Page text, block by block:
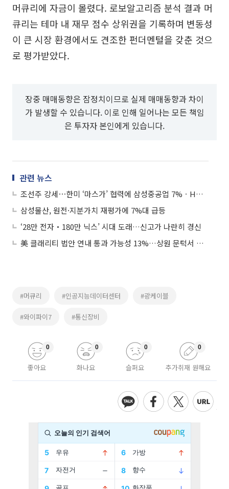
머큐리에 자금이 몰렸다. 로보알고리즘 분석 결과 머
큐리는 테마 내 재무 점수 상위권을 기록하며 변동성
이 큰 시장 환경에서도 견조한 펀더멘털을 갖춘 것으
로 평가받았다.
장중 매매동향은 잠정치이므로 실제 매매동향과 차이
가 발생할 수 있습니다. 이로 인해 일어나는 모든 책임
은 투자자 본인에게 있습니다.
관련 뉴스
조선주 강세⋯한미 ‘마스가’ 협력에 삼성중공업 7%ㆍHD한국조선해양 6%↑
삼성물산, 원전·지분가치 재평가에 7%대 급등
‘28만 전자‧180만 닉스’ 시대 도래…신고가 나란히 경신
美 클래리티 법안 연내 통과 가능성 13%…상원 문턱서 제동
#머큐리 #인공지능데이터센터 #광케이블
#와이파이7 #통신장비
좋아요
0
화나요
0
슬퍼요
0
추가취재 원해요
0